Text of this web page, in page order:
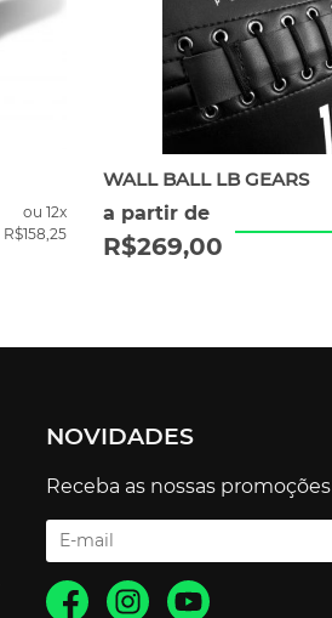
ou 12x
R$158,25
WALL BALL LB GEARS
a partir de
R$269,00
NOVIDADES
Receba as nossas promoções